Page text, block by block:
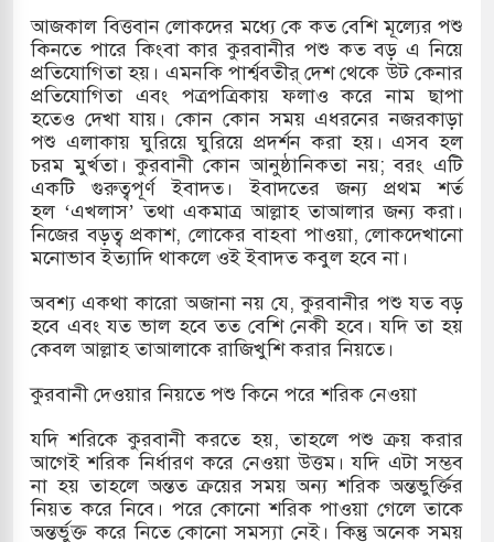
আজকাল বিত্তবান লোকদের মধ্যে কে কত বেশি মূল্যের পশু
কিনতে পারে কিংবা কার কুরবানীর পশু কত বড় এ নিয়ে
প্রতিযোগিতা হয়। এমনকি পার্শ্ববতীর্ দেশ থেকে উট কেনার
প্রতিযোগিতা এবং পত্রপত্রিকায় ফলাও করে নাম ছাপা
হতেও দেখা যায়। কোন কোন সময় এধরনের নজরকাড়া
পশু এলাকায় ঘুরিয়ে ঘুরিয়ে প্রদর্শন করা হয়। এসব হল
চরম মুর্খতা। কুরবানী কোন আনুষ্ঠানিকতা নয়; বরং এটি
একটি গুরুত্বপূর্ণ ইবাদত। ইবাদতের জন্য প্রথম শর্ত
হল ‘এখলাস’ তথা একমাত্র আল্লাহ তাআলার জন্য করা।
নিজের বড়ত্ব প্রকাশ, লোকের বাহবা পাওয়া, লোকদেখানো
মনোভাব ইত্যাদি থাকলে ওই ইবাদত কবুল হবে না।
অবশ্য একথা কারো অজানা নয় যে, কুরবানীর পশু যত বড়
হবে এবং যত ভাল হবে তত বেশি নেকী হবে। যদি তা হয়
কেবল আল্লাহ তাআলাকে রাজিখুশি করার নিয়তে।
কুরবানী দেওয়ার নিয়তে পশু কিনে পরে শরিক নেওয়া
যদি শরিকে কুরবানী করতে হয়, তাহলে পশু ক্রয় করার
আগেই শরিক নির্ধারণ করে নেওয়া উত্তম। যদি এটা সম্ভব
না হয় তাহলে অন্তত ক্রয়ের সময় অন্য শরিক অন্তভুর্ক্তির
নিয়ত করে নিবে। পরে কোনো শরিক পাওয়া গেলে তাকে
অন্তর্ভুক্ত করে নিতে কোনো সমস্যা নেই। কিন্তু অনেক সময়